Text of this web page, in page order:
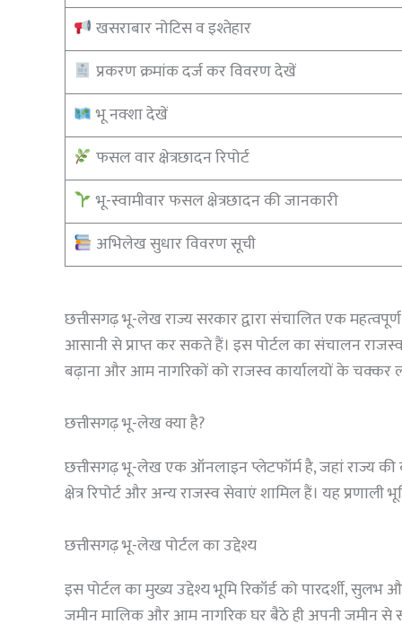
खसराबार नोटिस व इश्तेहार
प्रकरण क्रमांक दर्ज कर विवरण देखें
भू नक्शा देखें
फसल वार क्षेत्रछादन रिपोर्ट
भू-स्वामीवार फसल क्षेत्रछादन की जानकारी
अभिलेख सुधार विवरण सूची
छत्तीसगढ़ भू-लेख राज्य सरकार द्वारा संचालित एक
आसानी से प्राप्त कर सकते हैं। इस पोर्टल का संचालन राजस्व
बढ़ाना और आम नागरिकों को राजस्व कार्यालयों के चक्कर
छत्तीसगढ़ भू-लेख क्या है?
छत्तीसगढ़ भू-लेख एक ऑनलाइन प्लेटफॉर्म है, जहां राज्य
क्षेत्र रिपोर्ट और अन्य राजस्व सेवाएं शामिल हैं। यह
छत्तीसगढ़ भू-लेख पोर्टल का उद्देश्य
इस पोर्टल का मुख्य उद्देश्य भूमि रिकॉर्ड को पारदर्शी,
जमीन मालिक और आम नागरिक घर बैठे ही अपनी जमीन से